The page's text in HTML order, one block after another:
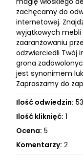
zachęcamy do
internetowej.
wyjątkowych
zaaranżowaniu
odzwierciedli Twój
grona
jest synonimem
Zapraszamy do
Ilość odwiedzin:
Ilość kliknięć: 1
Ocena: 5
Komentarzy: 2